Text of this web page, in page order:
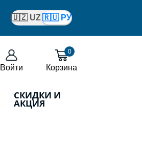
🇺🇿 UZ🇷🇺 РУ
Войти
0
Корзина
СКИДКИ И
АКЦИЯ